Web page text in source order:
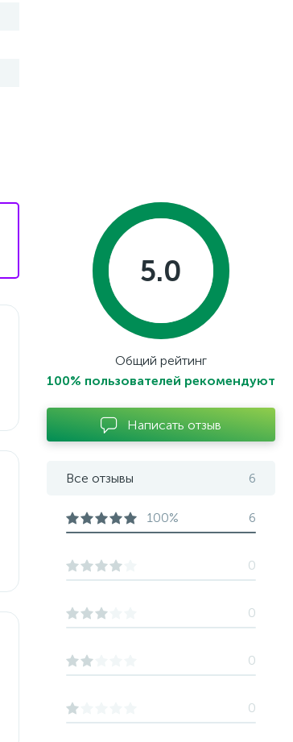
5.0
Общий рейтинг
100% пользователей рекомендуют
Написать отзыв
Все отзывы 6
100% 6
0
0
0
0